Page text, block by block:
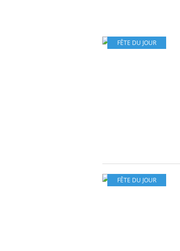
FÊTE DU JOUR
FÊTE DU JOUR